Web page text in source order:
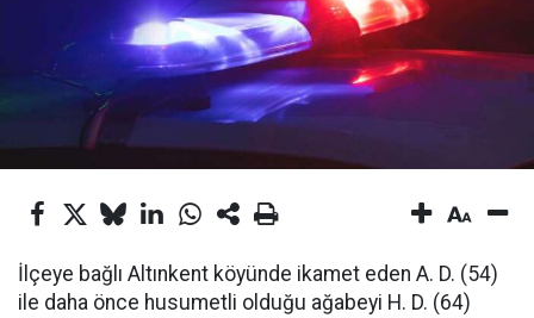
İlçeye bağlı Altınkent köyünde ikamet eden A. D. (54)
ile daha önce husumetli olduğu ağabeyi H. D. (64)